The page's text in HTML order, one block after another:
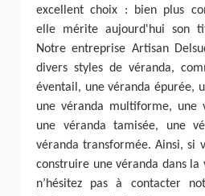
excellent choix : bien plus
elle mérite aujourd'hui son
Notre entreprise Artisan
divers styles de véranda,
éventail, une véranda épurée,
une véranda multiforme, une
une véranda tamisée, une
véranda transformée. Ainsi, si
construire une véranda dans la
n’hésitez pas à contacter